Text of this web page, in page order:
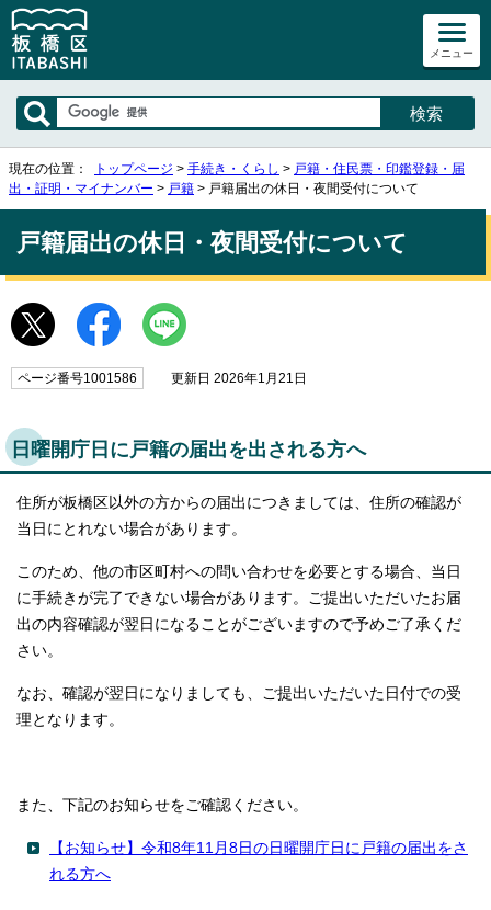
メニュー
現在の位置： トップページ > 手続き・くらし > 戸籍・住民票・印鑑登録・届
出・証明・マイナンバー > 戸籍 > 戸籍届出の休日・夜間受付について
戸籍届出の休日・夜間受付について
ページ番号1001586 更新日 2026年1月21日
日曜開庁日に戸籍の届出を出される方へ
住所が板橋区以外の方からの届出につきましては、住所の確認が
当日にとれない場合があります。
このため、他の市区町村への問い合わせを必要とする場合、当日
に手続きが完了できない場合があります。ご提出いただいたお届
出の内容確認が翌日になることがございますので予めご了承くだ
さい。
なお、確認が翌日になりましても、ご提出いただいた日付での受
理となります。
また、下記のお知らせをご確認ください。
【お知らせ】令和8年11月8日の日曜開庁日に戸籍の届出をさ
れる方へ